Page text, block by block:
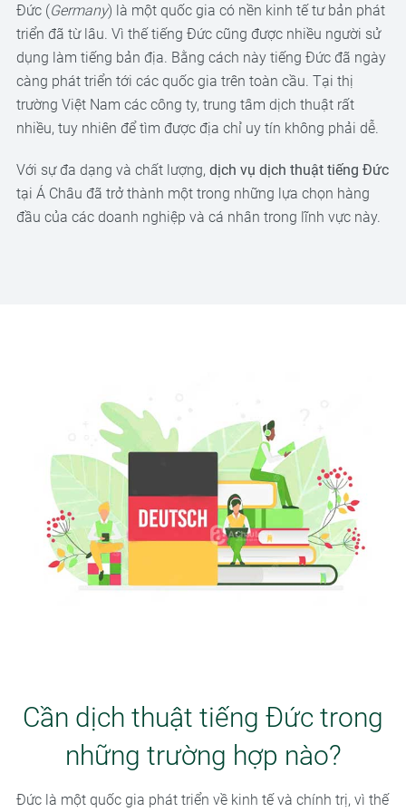
Đức (Germany) là một quốc gia có nền kinh tế tư bản phát
triển đã từ lâu. Vì thế tiếng Đức cũng được nhiều người sử
dụng làm tiếng bản địa. Bằng cách này tiếng Đức đã ngày
càng phát triển tới các quốc gia trên toàn cầu. Tại thị
trường Việt Nam các công ty, trung tâm dịch thuật rất
nhiều, tuy nhiên để tìm được địa chỉ uy tín không phải dễ.
Với sự đa dạng và chất lượng, dịch vụ dịch thuật tiếng Đức
tại Á Châu đã trở thành một trong những lựa chọn hàng
đầu của các doanh nghiệp và cá nhân trong lĩnh vực này.
Cần dịch thuật tiếng Đức trong
những trường hợp nào?
Đức là một quốc gia phát triển về kinh tế và chính trị, vì thế